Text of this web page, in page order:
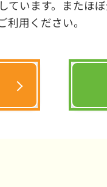
います。またほ
用ください。